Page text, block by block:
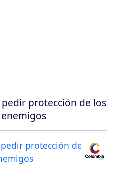
protección de los